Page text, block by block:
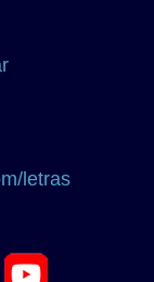
letras